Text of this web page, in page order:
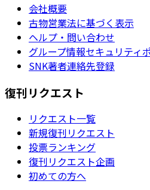
会社概要
古物営業法に基づく表示
ヘルプ・問い合わせ
グループ情報セキュリティ
SNK著者連絡先登録
復刊リクエスト
リクエスト一覧
新規復刊リクエスト
投票ランキング
復刊リクエスト企画
初めての方へ